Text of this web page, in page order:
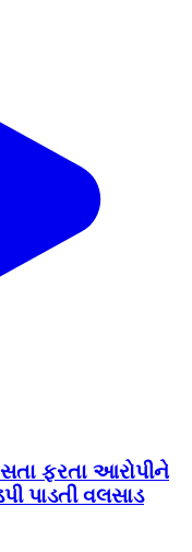
ફરતા આરોપીને
પાડતી વલસાડ